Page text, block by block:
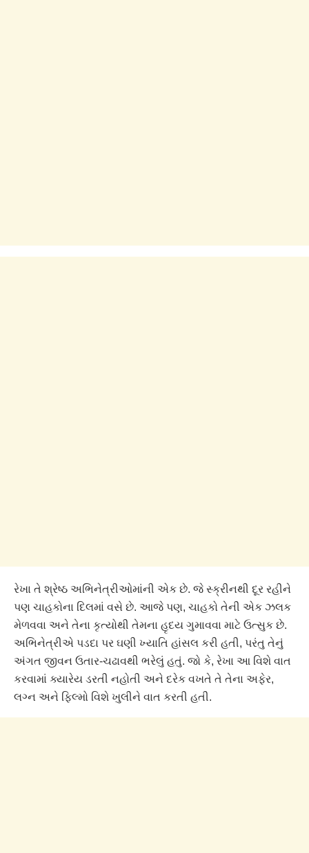
રેખા તે શ્રેષ્ઠ અભિનેત્રીઓમાંની એક છે. જે સ્ક્રીનથી દૂર રહીને
પણ ચાહકોના દિલમાં વસે છે. આજે પણ, ચાહકો તેની એક ઝલક
મેળવવા અને તેના કૃત્યોથી તેમના હૃદય ગુમાવવા માટે ઉત્સુક છે.
અભિનેત્રીએ પડદા પર ઘણી ખ્યાતિ હાંસલ કરી હતી, પરંતુ તેનું
અંગત જીવન ઉતાર-ચઢાવથી ભરેલું હતું. જો કે, રેખા આ વિશે વાત
કરવામાં ક્યારેય ડરતી નહોતી અને દરેક વખતે તે તેના અફેર,
લગ્ન અને ફિલ્મો વિશે ખુલીને વાત કરતી હતી.